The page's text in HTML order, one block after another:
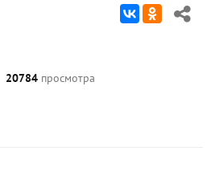
20784 просмотра